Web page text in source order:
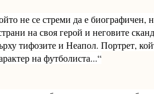
не се стреми да е биографичен,
на своя герой и неговите
тифозите и Неапол. Портрет,
на футболиста...“